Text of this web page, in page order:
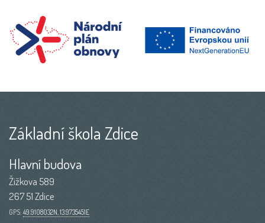
Základní škola Zdice
Hlavní budova
Žižkova 589
267 51 Zdice
GPS: 49.9108032N, 13.9735451E